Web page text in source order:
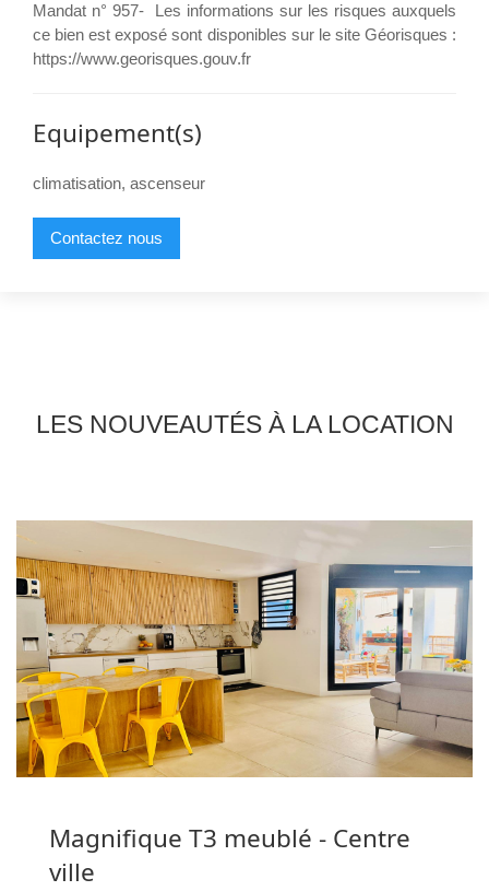
Mandat n° 957- Les informations sur les risques auxquels
ce bien est exposé sont disponibles sur le site Géorisques :
https://www.georisques.gouv.fr
Equipement(s)
climatisation, ascenseur
Contactez nous
LES NOUVEAUTÉS À LA LOCATION
Magnifique T3 meublé - Centre
ville